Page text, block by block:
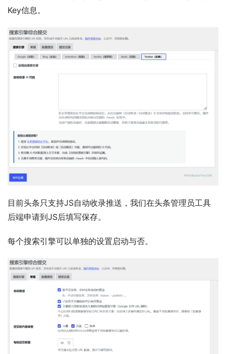
Key信息。
目前头条只支持JS自动收录推送，我们在头条管理员工具
后端申请到JS后填写保存。
每个搜索引擎可以单独的设置启动与否。